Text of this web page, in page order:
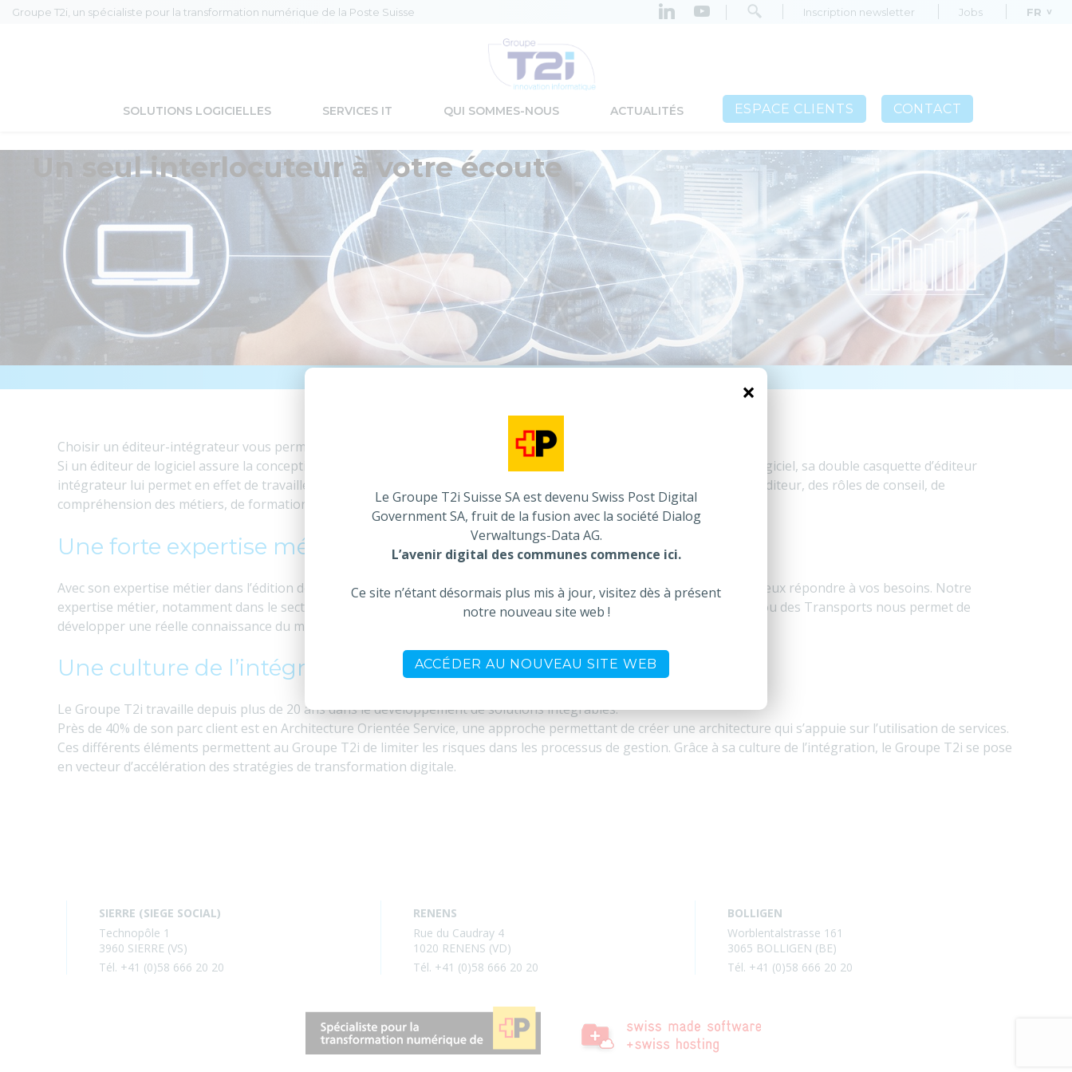
×
Le Groupe T2i Suisse SA est devenu Swiss Post Digital
Government SA, fruit de la fusion avec la société Dialog
Verwaltungs-Data AG.
L’avenir digital des communes commence ici.
Ce site n’étant désormais plus mis à jour, visitez dès à présent
notre nouveau site web !
ACCÉDER AU NOUVEAU SITE WEB
SOLUTIONS LOGICIELLES SERVICES IT QUI SOMMES-NOUS ACTUALITÉS ESPACE CLIENTS CONTACT
Inscription newsletter Jobs
Groupe T2i, un spécialiste pour la transformation numérique de la Poste Suisse Inscription newsletter Jobs FR
Un seul interlocuteur à votre écoute
Choisir un éditeur-intégrateur vous permettra d’avoir un seul interlocuteur à votre écoute.
Si un éditeur de logiciel assure la conception, le développement et la commercialisation de logiciels standards et de progiciel, sa double casquette d’éditeur
intégrateur lui permet en effet de travailler main dans la main avec son client. Il peut ainsi tenir, outre ses fonctions d’éditeur, des rôles de conseil, de
compréhension des métiers, de formation, de suivi et de maintenance.
Une forte expertise métier
Avec son expertise métier dans l’édition de logiciels et son activité de services, le Groupe T2i connait le marché pour mieux répondre à vos besoins. Notre
expertise métier, notamment dans le secteur des Administrations publiques, de l’immobilier, de la Grande distribution ou des Transports nous permet de
développer une réelle connaissance du marché et de ses enjeux et de répondre au mieux à vos besoins !
Une culture de l’intégration
Le Groupe T2i travaille depuis plus de 20 ans dans le développement de solutions intégrables.
Près de 40% de son parc client est en Architecture Orientée Service, une approche permettant de créer une architecture qui s’appuie sur l’utilisation de services.
Ces différents éléments permettent au Groupe T2i de limiter les risques dans les processus de gestion. Grâce à sa culture de l’intégration, le Groupe T2i se pose
en vecteur d’accélération des stratégies de transformation digitale.
SIERRE (SIEGE SOCIAL)
Technopôle 1
3960 SIERRE (VS)
Tél. +41 (0)58 666 20 20
RENENS
Rue du Caudray 4
1020 RENENS (VD)
Tél. +41 (0)58 666 20 20
BOLLIGEN
Worblentalstrasse 161
3065 BOLLIGEN (BE)
Tél. +41 (0)58 666 20 20